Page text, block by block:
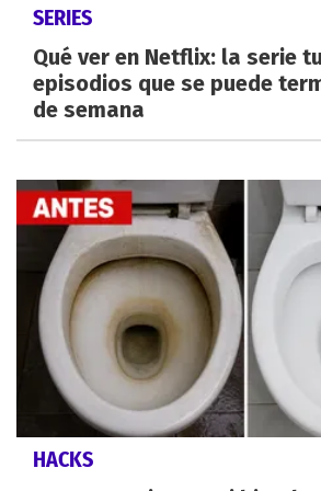
SERIES
Qué ver en Netflix: la serie
episodios que se puede
de semana
HACKS